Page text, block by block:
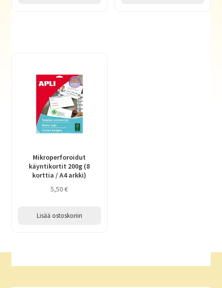
Mikroperforoidut
käyntikortit 200g (8
korttia / A4 arkki)
5,50€
Lisää ostoskoriin